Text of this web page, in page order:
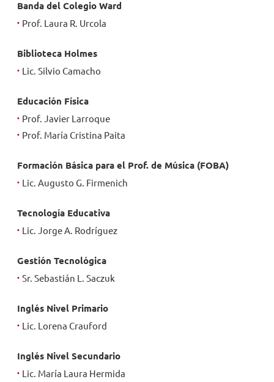
Banda del Colegio Ward
Prof. Laura R. Urcola
Biblioteca Holmes
Lic. Silvio Camacho
Educación Física
Prof. Javier Larroque
Prof. María Cristina Paita
Formación Básica para el Prof. de Música (FOBA)
Lic. Augusto G. Firmenich
Tecnología Educativa
Lic. Jorge A. Rodríguez
Gestión Tecnológica
Sr. Sebastián L. Saczuk
Inglés Nivel Primario
Lic. Lorena Crauford
Inglés Nivel Secundario
Lic. María Laura Hermida